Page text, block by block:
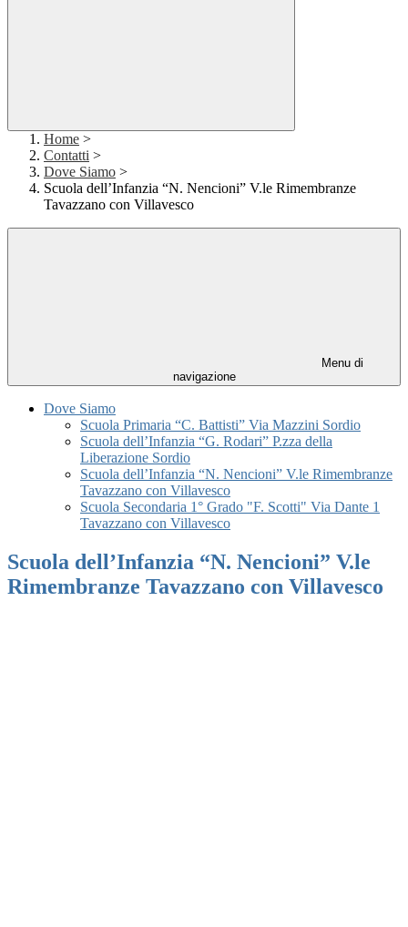
Home >
Contatti >
Dove Siamo >
Scuola dell’Infanzia “N. Nencioni” V.le Rimembranze
Tavazzano con Villavesco
Menu di
navigazione
Dove Siamo
Scuola Primaria “C. Battisti” Via Mazzini Sordio
Scuola dell’Infanzia “G. Rodari” P.zza della
Liberazione Sordio
Scuola dell’Infanzia “N. Nencioni” V.le Rimembranze
Tavazzano con Villavesco
Scuola Secondaria 1° Grado "F. Scotti" Via Dante 1
Tavazzano con Villavesco
Scuola dell’Infanzia “N. Nencioni” V.le
Rimembranze Tavazzano con Villavesco